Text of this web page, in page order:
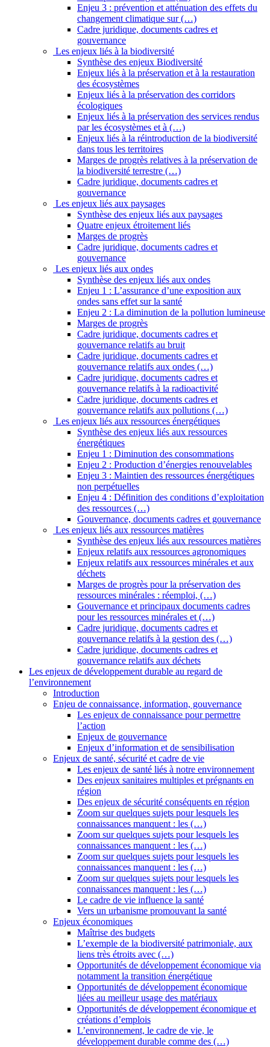
Enjeu 3 : prévention et atténuation des effets du
changement climatique sur (…)
Cadre juridique, documents cadres et
gouvernance
Les enjeux liés à la biodiversité
Synthèse des enjeux Biodiversité
Enjeux liés à la préservation et à la restauration
des écosystèmes
Enjeux liés à la préservation des corridors
écologiques
Enjeux liés à la préservation des services rendus
par les écosystèmes et à (…)
Enjeux liés à la réintroduction de la biodiversité
dans tous les territoires
Marges de progrès relatives à la préservation de
la biodiversité terrestre (…)
Cadre juridique, documents cadres et
gouvernance
Les enjeux liés aux paysages
Synthèse des enjeux liés aux paysages
Quatre enjeux étroitement liés
Marges de progrès
Cadre juridique, documents cadres et
gouvernance
Les enjeux liés aux ondes
Synthèse des enjeux liés aux ondes
Enjeu 1 : L’assurance d’une exposition aux
ondes sans effet sur la santé
Enjeu 2 : La diminution de la pollution lumineuse
Marges de progrès
Cadre juridique, documents cadres et
gouvernance relatifs au bruit
Cadre juridique, documents cadres et
gouvernance relatifs aux ondes (…)
Cadre juridique, documents cadres et
gouvernance relatifs à la radioactivité
Cadre juridique, documents cadres et
gouvernance relatifs aux pollutions (…)
Les enjeux liés aux ressources énergétiques
Synthèse des enjeux liés aux ressources
énergétiques
Enjeu 1 : Diminution des consommations
Enjeu 2 : Production d’énergies renouvelables
Enjeu 3 : Maintien des ressources énergétiques
non perpétuelles
Enjeu 4 : Définition des conditions d’exploitation
des ressources (…)
Gouvernance, documents cadres et gouvernance
Les enjeux liés aux ressources matières
Synthèse des enjeux liés aux ressources matières
Enjeux relatifs aux ressources agronomiques
Enjeux relatifs aux ressources minérales et aux
déchets
Marges de progrès pour la préservation des
ressources minérales : réemploi, (…)
Gouvernance et principaux documents cadres
pour les ressources minérales et (…)
Cadre juridique, documents cadres et
gouvernance relatifs à la gestion des (…)
Cadre juridique, documents cadres et
gouvernance relatifs aux déchets
Les enjeux de développement durable au regard de
l’environnement
Introduction
Enjeu de connaissance, information, gouvernance
Les enjeux de connaissance pour permettre
l’action
Enjeux de gouvernance
Enjeux d’information et de sensibilisation
Enjeux de santé, sécurité et cadre de vie
Les enjeux de santé liés à notre environnement
Des enjeux sanitaires multiples et prégnants en
région
Des enjeux de sécurité conséquents en région
Zoom sur quelques sujets pour lesquels les
connaissances manquent : les (…)
Zoom sur quelques sujets pour lesquels les
connaissances manquent : les (…)
Zoom sur quelques sujets pour lesquels les
connaissances manquent : les (…)
Zoom sur quelques sujets pour lesquels les
connaissances manquent : les (…)
Le cadre de vie influence la santé
Vers un urbanisme promouvant la santé
Enjeux économiques
Maîtrise des budgets
L’exemple de la biodiversité patrimoniale, aux
liens très étroits avec (…)
Opportunités de développement économique via
notamment la transition énergétique
Opportunités de développement économique
liées au meilleur usage des matériaux
Opportunités de développement économique et
créations d’emplois
L’environnement, le cadre de vie, le
développement durable comme des (…)